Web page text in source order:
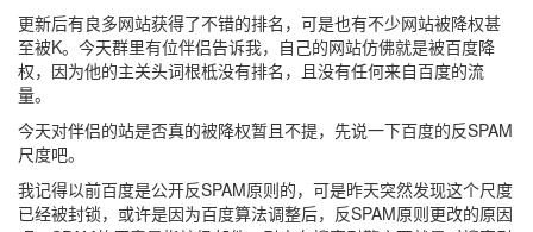
更新后有良多网站获得了不错的排名，可是也有不少网站被降权甚
至被K。今天群里有位伴侣告诉我，自己的网站仿佛就是被百度降
权，因为他的主关头词根柢没有排名，且没有任何来自百度的流
量。
今天对伴侣的站是否真的被降权暂且不提，先说一下百度的反SPAM
尺度吧。
我记得以前百度是公开反SPAM原则的，可是昨天突然发现这个尺度
已经被封锁，或许是因为百度算法调整后，反SPAM原则更改的原因